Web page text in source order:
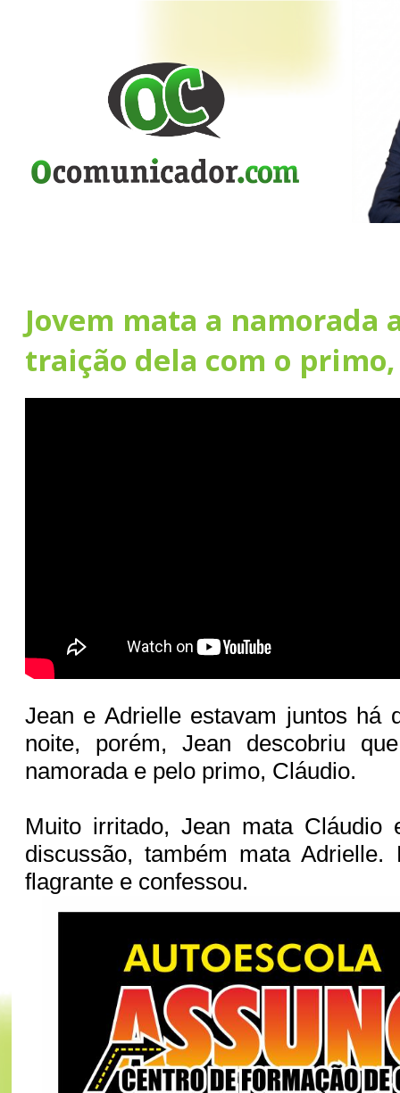
Jovem mata a namorada
traição dela com o
Jean e Adrielle estavam juntos há
noite, porém, Jean descobriu
namorada e pelo primo, Cláudio.
Muito irritado, Jean mata Cláudio
discussão, também mata
flagrante e confessou.